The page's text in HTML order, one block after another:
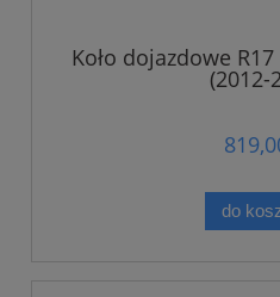
Koło dojazdowe
(2012-
do